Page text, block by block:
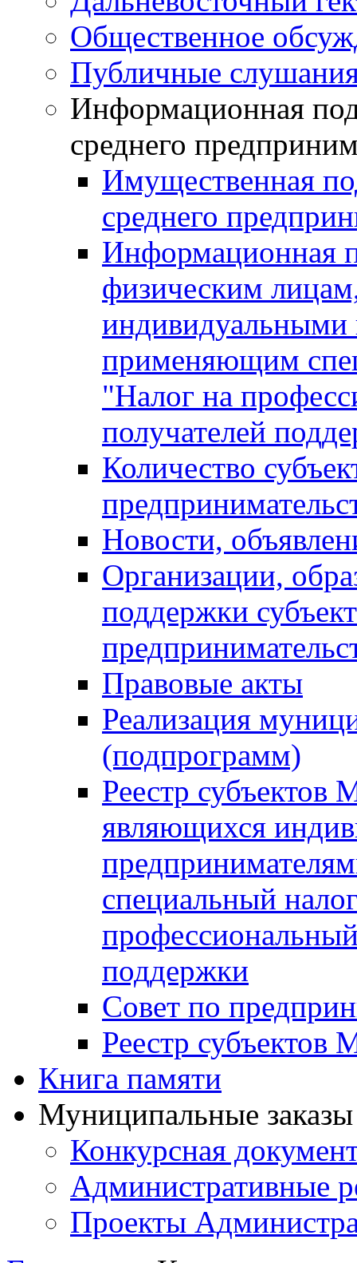
Общественное
Публичные
Информационная
среднего
Имущественная
среднего
Информационная
физическим
индивидуальными
применяющим
"Налог на
получателей
Количество
Новости,
Организации,
поддержки
Правовые акты
Реализация
(подпрограмм)
Реестр
являющихся
специальный
поддержки
Совет по
Реестр
Книга памяти
Муниципальные
Конкурсная
Административные
Проекты